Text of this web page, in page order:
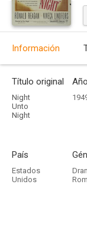
Información
Título original
Night
Unto
Night
Año
País
Estados
Unidos